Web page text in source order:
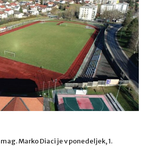
Marko Diaci je v ponedeljek, 1.